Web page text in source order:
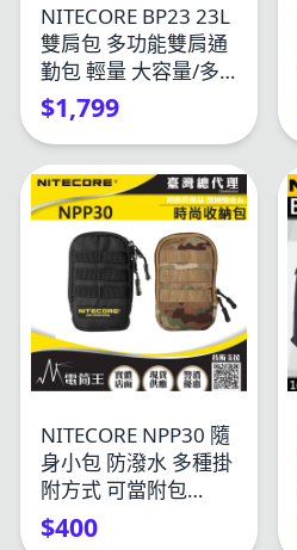
NITECORE BP23 23L
雙肩包 多功能雙肩通
勤包 輕量 大容量/多
隔層 可放15.6吋筆電
$1,799
NITECORE NPP30 隨
身小包 防潑水 多種掛
附方式 可當附包
BP18 BP16
$400